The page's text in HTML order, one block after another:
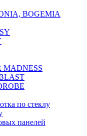
BOGEMIA
MADNESS
по стеклу
панелей